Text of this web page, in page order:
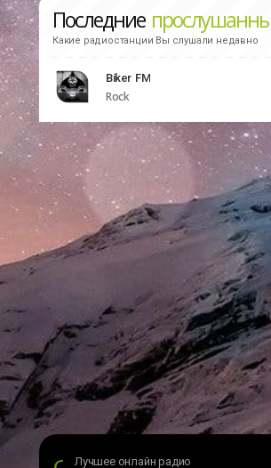
Последние
Какие радиостанции Вы слушали недавно
Biker FM
Rock
Лучшее онлайн радио